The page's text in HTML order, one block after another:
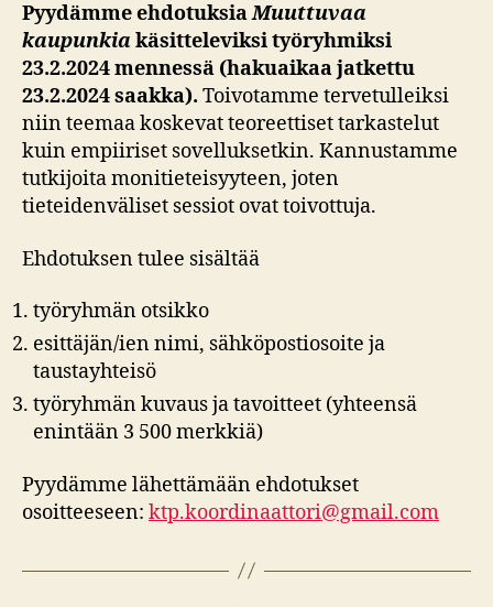
Pyydämme ehdotuksiaMuuttuvaa
kaupunkia käsitteleviksi työryhmiksi
23.2.2024 mennessä (hakuaikaa jatkettu
23.2.2024 saakka). Toivotamme tervetulleiksi
niin teemaa koskevat teoreettiset tarkastelut
kuin empiiriset sovelluksetkin. Kannustamme
tutkijoita monitieteisyyteen, joten
tieteidenväliset sessiot ovat toivottuja.
Ehdotuksen tulee sisältää
työryhmän otsikko
esittäjän/ien nimi, sähköpostiosoite ja
taustayhteisö
työryhmän kuvaus ja tavoitteet (yhteensä
enintään 3 500 merkkiä)
Pyydämme lähettämään ehdotukset
osoitteeseen: ktp.koordinaattori@gmail.com